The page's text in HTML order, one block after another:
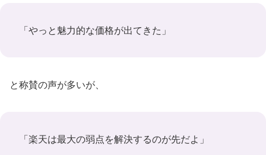
「やっと魅力的な価格が出てきた」
と称賛の声が多いが、
「楽天は最大の弱点を解決するのが先だよ」